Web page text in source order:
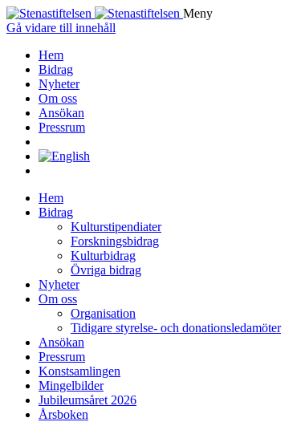
Meny
Gå vidare till innehåll
Hem
Bidrag
Nyheter
Om oss
Ansökan
Pressrum
Hem
Bidrag
Kulturstipendiater
Forskningsbidrag
Kulturbidrag
Övriga bidrag
Nyheter
Om oss
Organisation
Tidigare styrelse- och donationsledamöter
Ansökan
Pressrum
Konstsamlingen
Mingelbilder
Jubileumsåret 2026
Årsboken